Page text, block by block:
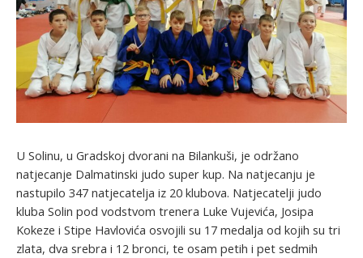
U Solinu, u Gradskoj dvorani na Bilankuši, je održano
natjecanje Dalmatinski judo super kup. Na natjecanju je
nastupilo 347 natjecatelja iz 20 klubova. Natjecatelji judo
kluba Solin pod vodstvom trenera Luke Vujevića, Josipa
Kokeze i Stipe Havlovića osvojili su 17 medalja od kojih su tri
zlata, dva srebra i 12 bronci, te osam petih i pet sedmih